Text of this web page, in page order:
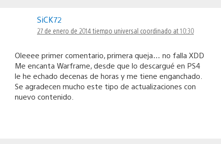
SiCK72
27 de enero de 2014 tiempo universal coordinado at 10:30
Oleeee primer comentario, primera queja… no falla XDD
Me encanta Warframe, desde que lo descargué en PS4
le he echado decenas de horas y me tiene enganchado.
Se agradecen mucho este tipo de actualizaciones con
nuevo contenido.